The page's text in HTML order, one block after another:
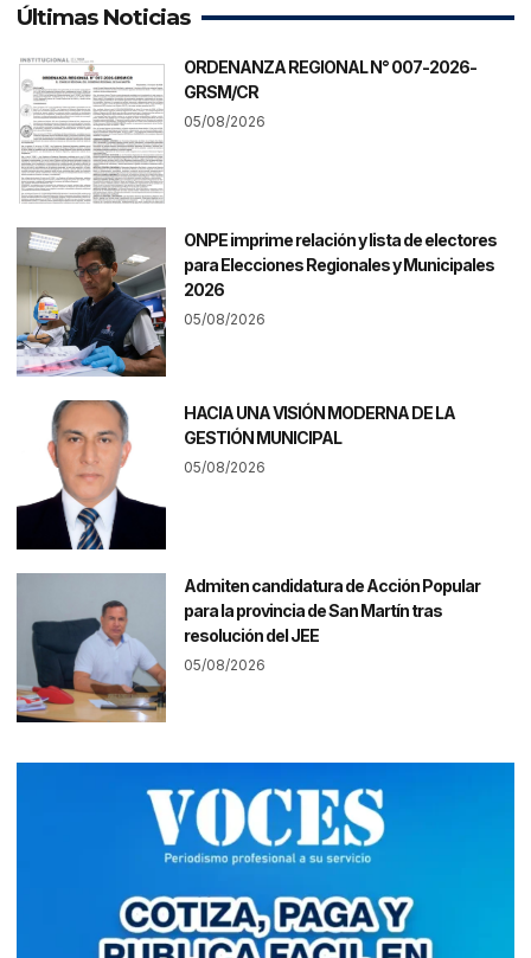
Últimas Noticias
ORDENANZA REGIONAL N° 007-2026-
GRSM/CR
05/08/2026
ONPE imprime relación y lista de electores
para Elecciones Regionales y Municipales
2026
05/08/2026
HACIA UNA VISIÓN MODERNA DE LA
GESTIÓN MUNICIPAL
05/08/2026
Admiten candidatura de Acción Popular
para la provincia de San Martín tras
resolución del JEE
05/08/2026